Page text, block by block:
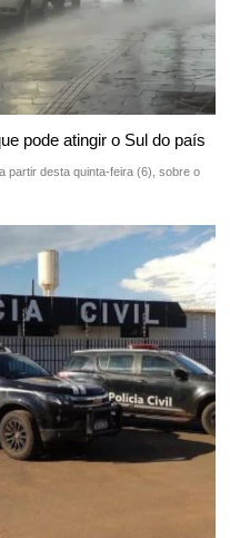
pode atingir o Sul do país
partir desta quinta-feira (6), sobre o